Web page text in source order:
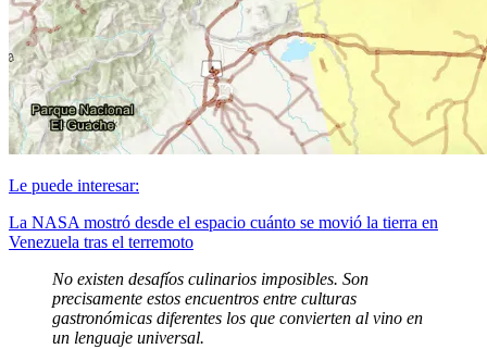
Le puede interesar:
La NASA mostró desde el espacio cuánto se movió la tierra en
Venezuela tras el terremoto
No existen desafíos culinarios imposibles. Son
precisamente estos encuentros entre culturas
gastronómicas diferentes los que convierten al vino en
un lenguaje universal.